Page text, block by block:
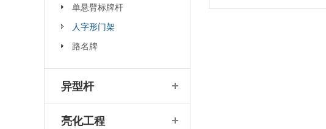
单悬臂标牌杆
人字形门架
路名牌
异型杆
亮化工程